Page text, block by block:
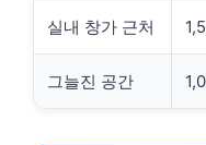
실내 창가 근처
그늘진 공간